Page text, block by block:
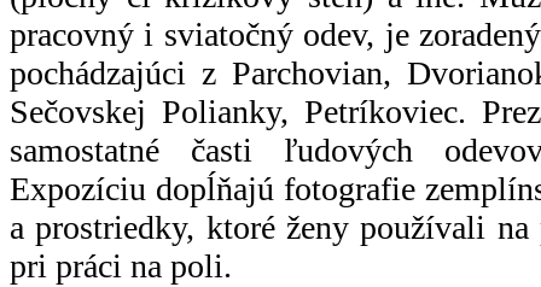
pracovný i sviatočný odev, je
pochádzajúci z Parchovian,
Sečovskej Polianky, Petríkoviec.
samostatné časti ľudových
Expozíciu dopĺňajú fotografie
a prostriedky, ktoré ženy používali
pri práci na poli.